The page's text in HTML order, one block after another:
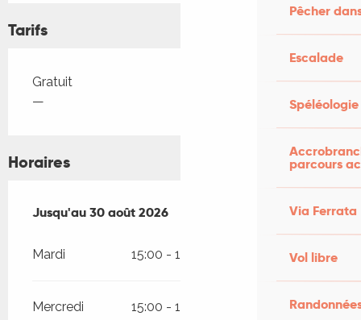
Pêcher
Escalade
Spéléologie
parcours
Via Ferrata
Vol libre
Tarifs
Tarifs 2026
Gratuit
—
Horaires
Du4 août 2026au30 août 2026
Jusqu'au30 août 2026
Mardi 15:00 - 19:00
Mercredi 15:00 - 19:00